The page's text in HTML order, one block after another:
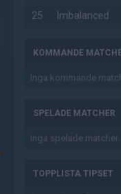
25 Imbalanced
KOMMANDE
Inga kommande
SPELADE MATCHER
Inga spelade matcher.
TOPPLISTA TIPSET